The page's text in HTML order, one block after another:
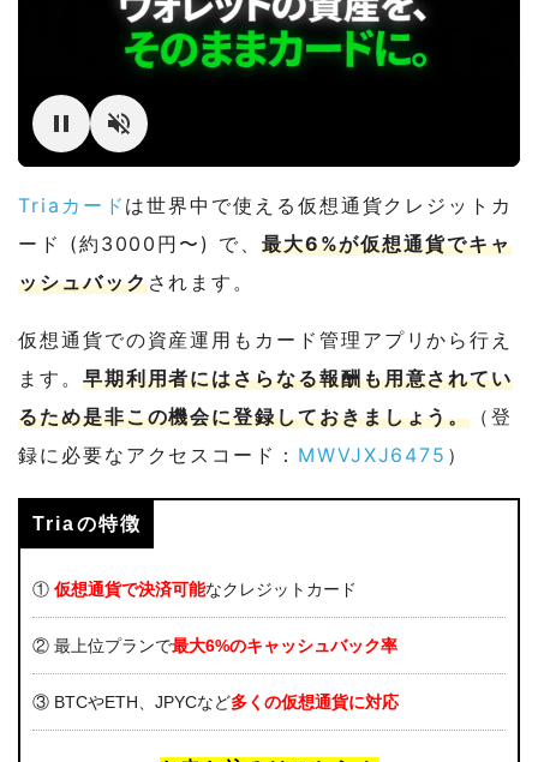
Triaカード は世界中で使える仮想通貨クレジットカ
ード (約3000円〜) で、 最大6%が仮想通貨でキャ
ッシュバックされます。
仮想通貨での資産運用もカード管理アプリから行え
ます。 早期利用者にはさらなる報酬も用意されてい
るため是非この機会に登録しておきましょう。 （登
録に必要なアクセスコード： MWVJXJ6475 ）
Triaの特徴
① 仮想通貨で決済可能なクレジットカード
② 最上位プランで最大6%のキャッシュバック率
③ BTCやETH、JPYCなど多くの仮想通貨に対応